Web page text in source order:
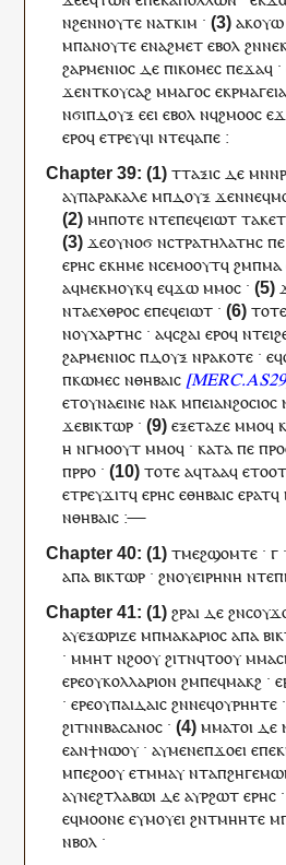
ⲛϩⲉⲛⲛⲟⲩⲧⲉ ⲛⲁⲧⲕⲓⲙ · ⲁⲕⲟⲩⲱ
ⲙⲡⲁⲛⲟⲩⲧⲉ ⲉⲛⲁϩⲙⲉⲧ ⲉⲃⲟⲗ ϩⲛ
ϩⲁⲣⲙⲉⲛⲓⲟⲥ ⲇⲉ ⲡⲓⲕⲟⲙⲉⲥ ⲡⲉϫⲁϥ ·
ϫⲉⲛⲧⲕⲟⲩⲥⲁϩ ⲙⲙⲁⲅⲟⲥ ⲉⲕ
ⲛϭⲓⲡⲇⲟⲩⲝ ⲉⲉⲓ ⲉⲃⲟⲗ ⲛϥϩⲙⲟⲟⲥ
ⲉⲣⲟϥ ⲉⲧⲣⲉⲩϥⲓ ⲛⲧⲉϥⲁⲡⲉ :
ⲧⲧⲁⲝⲓⲥ ⲇⲉ ⲙⲛⲛ
ⲁⲩⲡⲁⲣⲁⲕⲁⲗⲉ ⲙⲡⲇⲟⲩⲝ ϫⲉⲛⲛⲉϥ
ⲙⲏⲡⲟⲧⲉ ⲛⲧⲉⲡⲉϥⲉⲓⲱⲧ ⲧⲁⲕⲉⲧ
ϫⲉⲟⲩⲛⲟϭ ⲛⲥⲧⲣⲁⲧⲏⲗⲁⲧⲏⲥ ⲡⲉ
ⲉⲣⲏⲥ ⲉⲕⲏⲙⲉ ⲛⲥⲉⲙⲟⲟⲩⲧϥ ϩⲙⲡⲙⲁ
ⲁϥⲙⲉⲕⲙⲟⲩⲕϥ ⲉϥϫⲱ ⲙⲙⲟⲥ ·
ⲛⲧⲁⲉⲭⲑⲣⲟⲥ ⲉⲡⲉϥⲉⲓⲱⲧ · ⲧⲟⲧⲉ
ⲛⲟⲩⲭⲁⲣⲧⲏⲥ · ⲁϥⲥϩⲁⲓ ⲉⲣⲟϥ ⲛⲧⲉⲓ
ϩⲁⲣⲙⲉⲛⲓⲟⲥ ⲡⲇⲟⲩⲝ ⲛⲣⲁⲕⲟⲧⲉ · ⲉϥ
ⲡⲕⲱⲙⲉⲥ ⲛⲑⲏⲃⲁⲓⲥ
ⲉⲧⲟⲩⲛⲁⲉⲓⲛⲉ ⲛⲁⲕ ⲙⲡⲉⲓⲁⲛϩⲟⲥⲓⲟⲥ
ϫⲉⲃⲓⲕⲧⲱⲣ · ⲉⲝⲉⲧⲁⲍⲉ ⲙⲙⲟϥ
ⲏ ⲛⲅⲙⲟⲟⲩⲧ ⲙⲙⲟϥ · ⲕⲁⲧⲁⲡⲉ
ⲡⲣⲣⲟ · ⲧⲟⲧⲉ ⲁϥⲧⲁⲁϥ
ⲉⲧⲣⲉⲩϫⲓⲧϥ ⲉⲣⲏⲥ ⲉⲑⲏⲃⲁⲓⲥ ⲉⲣⲁⲧϥ
ⲛⲑⲏⲃⲁⲓⲥ :—
ⲧⲙⲉϩϣⲟⲙⲧⲉ · ⲅ ·
ⲁⲡⲁⲃⲓⲕⲧⲱⲣ · ϩⲛⲟⲩⲉⲓⲣⲏⲛⲏ ⲛⲧⲉⲡ
ϩⲣⲁⲓ ⲇⲉ ϩⲛⲥⲟⲩ
ⲁⲩⲉⲝⲱⲣⲓⲍⲉ ⲙⲡⲙⲁⲕⲁⲣⲓⲟⲥ ⲁⲡⲁ
· ⲙⲙⲏⲧ ⲛϩⲟⲟⲩ ϩⲓⲧⲛϥⲧⲟⲟⲩ ⲙ
ⲉⲣⲉⲟⲩⲕⲟⲗⲗⲁⲣⲓⲟⲛ ϩⲙⲡⲉϥⲙⲁⲕϩ ·
· ⲉⲣⲉⲟⲩⲡⲁⲓⲇⲁⲓⲥ ϩⲛⲛⲉϥⲟⲩⲣⲏⲏⲧⲉ ·
ϩⲓⲧⲛⲛⲃⲁⲥⲁⲛⲟⲥ · ⲙⲙⲁⲧⲟⲓ ⲇⲉ
ⲉⲁⲛϯⲛⲱⲟⲩ · ⲁⲩⲙⲉⲛⲉⲡϫⲟⲉⲓ ⲉⲡⲉ
ⲙⲡⲉϩⲟⲟⲩ ⲉⲧⲙⲙⲁⲩ ⲛⲧⲁⲡ
ⲁⲩⲛⲉϩⲧⲗⲁⲃⲱⲓ ⲇⲉ ⲁⲩⲣϩⲱⲧ ⲉⲣⲏⲥ ·
ⲉϥⲙⲟⲟⲛⲉ ⲉⲩⲙⲟⲩⲉⲓ ϩⲛⲧⲙⲏⲏⲧⲉ ⲙ
ⲛⲃⲟⲗ ·